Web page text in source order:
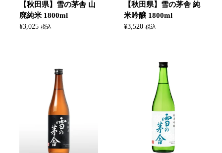
【秋田県】雪の茅舎 山
廃純米 1800ml
¥3,025 税込
【秋田県】雪の茅舎 純
米吟醸 1800ml
¥3,520 税込